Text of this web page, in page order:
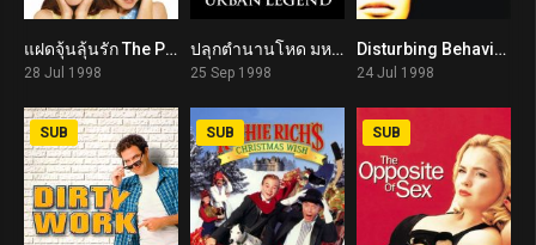
6.7แฝดจุ้นลุ้นรัก The Parent Trap (1998)
28 Jul 1998
5.6ปลุกตำนานโหด มหาลัยสยอง Urban Legend (1998)
25 Sep 1998
5.6Disturbing Behavior (1998)
24 Jul 1998
SUB SUB SUB